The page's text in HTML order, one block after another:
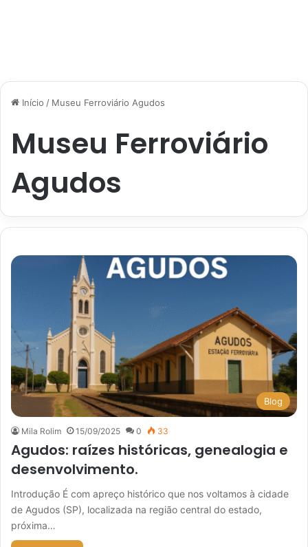
Início / Museu Ferroviário Agudos
Museu Ferroviário
Agudos
Blog
Mila Rolim 15/09/2025 0 33
Agudos: raízes históricas, genealogia e
desenvolvimento.
Introdução É com apreço histórico que nos voltamos à cidade
de Agudos (SP), localizada na região central do estado,
próxima…